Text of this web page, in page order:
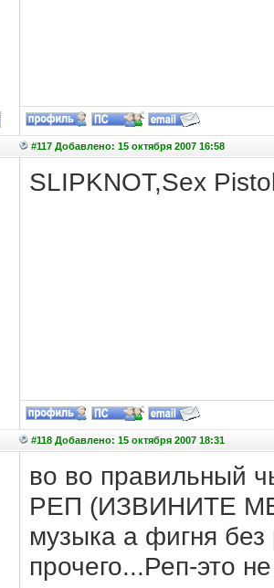
#117 Добавлено: 15 октября 2007 16:58
SLIPKNOT,Sex
#118 Добавлено: 15 октября 2007 18:31
во во правильный
РЕП (ИЗВИНИТЕ
музыка а фигня без
прочего...Реп-это